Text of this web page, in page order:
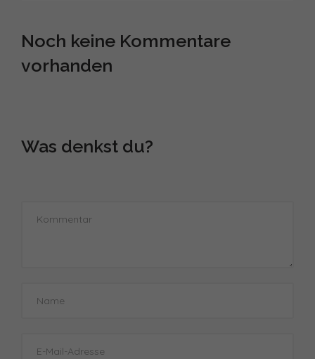
Noch keine Kommentare
vorhanden
Was denkst du?